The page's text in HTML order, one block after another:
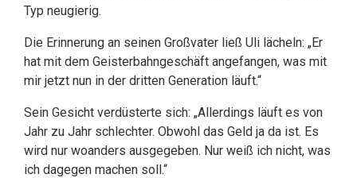
Typ neugierig.
Die Erinnerung an seinen Großvater ließ Uli lächeln: „Er
hat mit dem Geisterbahngeschäft angefangen, was mit
mir jetzt nun in der dritten Generation läuft.“
Sein Gesicht verdüsterte sich: „Allerdings läuft es von
Jahr zu Jahr schlechter. Obwohl das Geld ja da ist. Es
wird nur woanders ausgegeben. Nur weiß ich nicht, was
ich dagegen machen soll.“